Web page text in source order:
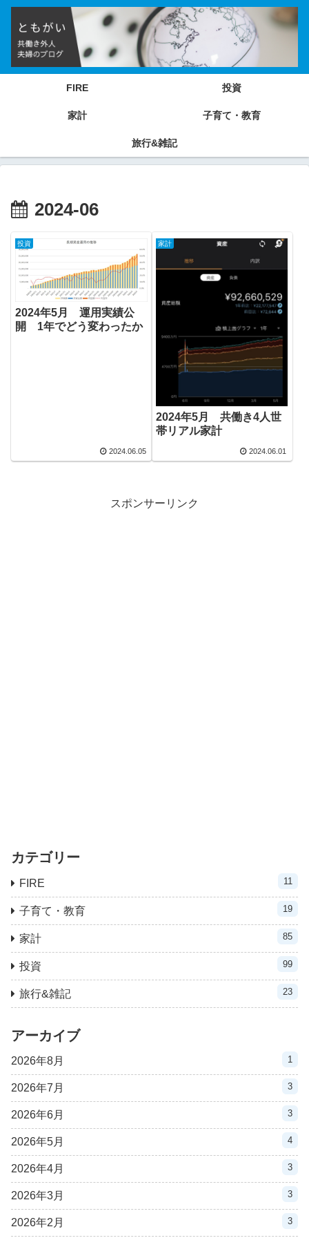
FIRE 投資
家計 子育て・教育
旅行&雑記
2024-06
投資
2024年5月 運用実績公
開 1年でどう変わったか
2024.06.05
家計
2024年5月 共働き4人世
帯リアル家計
2024.06.01
スポンサーリンク
カテゴリー
FIRE 11
子育て・教育 19
家計 85
投資 99
旅行&雑記 23
アーカイブ
2026年8月 1
2026年7月 3
2026年6月 3
2026年5月 4
2026年4月 3
2026年3月 3
2026年2月 3